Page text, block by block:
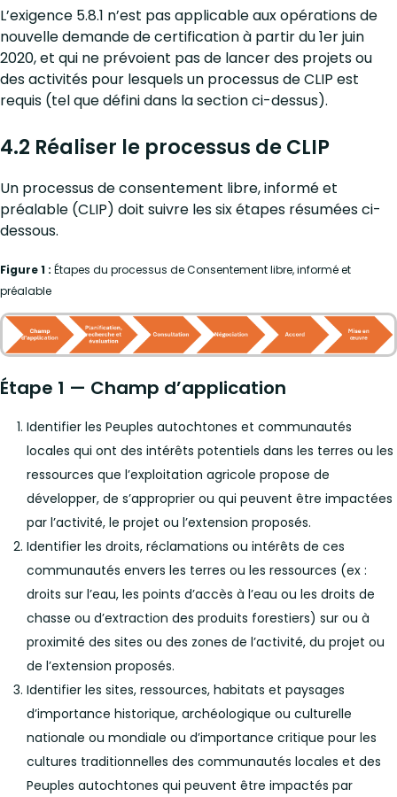
L’exigence 5.8.1 n’est pas applicable aux opérations de
nouvelle demande de certification à partir du 1er juin
2020, et qui ne prévoient pas de lancer des projets ou
des activités pour lesquels un processus de CLIP est
requis (tel que défini dans la section ci-dessus).
4.2 Réaliser le processus de CLIP
Un processus de consentement libre, informé et
préalable (CLIP) doit suivre les six étapes résumées ci-
dessous.
Figure 1 : Étapes du processus de Consentement libre, informé et
préalable
Étape 1 — Champ d’application
Identifier les Peuples autochtones et communautés
locales qui ont des intérêts potentiels dans les terres ou les
ressources que l’exploitation agricole propose de
développer, de s’approprier ou qui peuvent être impactées
par l’activité, le projet ou l’extension proposés.
Identifier les droits, réclamations ou intérêts de ces
communautés envers les terres ou les ressources (ex :
droits sur l’eau, les points d’accès à l’eau ou les droits de
chasse ou d’extraction des produits forestiers) sur ou à
proximité des sites ou des zones de l’activité, du projet ou
de l’extension proposés.
Identifier les sites, ressources, habitats et paysages
d’importance historique, archéologique ou culturelle
nationale ou mondiale ou d’importance critique pour les
cultures traditionnelles des communautés locales et des
Peuples autochtones qui peuvent être impactés par